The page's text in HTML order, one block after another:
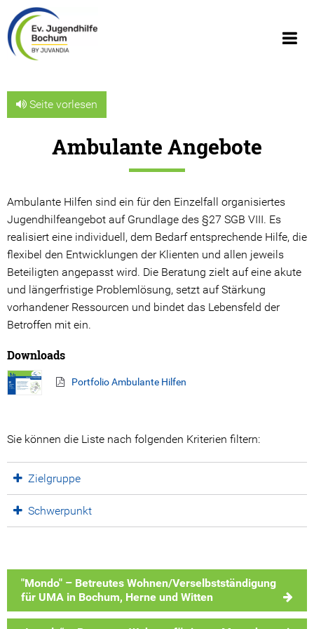
Über uns
Geschäftsberichte
Geschichte
JUVANDIA - der Diakonieverbund e.V.
Angebote
Ambulante Angebote
Beratungsangebote
Prävention
Ansprechpartner*innen
Ihre Spende hilft!
Spendenwege
Seite vorlesen
Ambulante Angebote
Ambulante Hilfen sind ein für den Einzelfall organisiertes
Jugendhilfeangebot auf Grundlage des §27 SGB VIII. Es
realisiert eine individuell, dem Bedarf entsprechende Hilfe, die
flexibel den Entwicklungen der Klienten und allen jeweils
Beteiligten angepasst wird. Die Beratung zielt auf eine akute
und längerfristige Problemlösung, setzt auf Stärkung
vorhandener Ressourcen und bindet das Lebensfeld der
Betroffen mit ein.
Downloads
Portfolio Ambulante Hilfen
Sie können die Liste nach folgenden Kriterien filtern:
Zielgruppe
Schwerpunkt
"Mondo" – Betreutes Wohnen/Verselbstständigung
für UMA in Bochum, Herne und Witten